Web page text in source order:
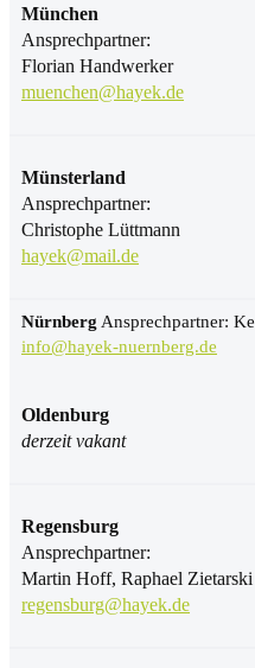
München
Ansprechpartner:
Florian Handwerker
muenchen@hayek.de
Münsterland
Ansprechpartner:
Christophe Lüttmann
hayek@mail.de
Nürnberg Ansprechpartner:
info@hayek-nuernberg.de
Oldenburg
derzeit vakant
Regensburg
Ansprechpartner:
Martin Hoff, Raphael Zietarski
regensburg@hayek.de